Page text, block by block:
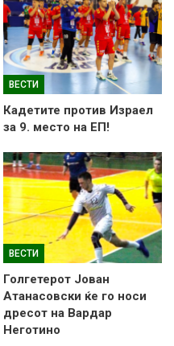
ВЕСТИ
Кадетите против Израел
за 9. место на ЕП!
ВЕСТИ
Голгетерот Јован
Атанасовски ќе го носи
дресот на Вардар
Неготино